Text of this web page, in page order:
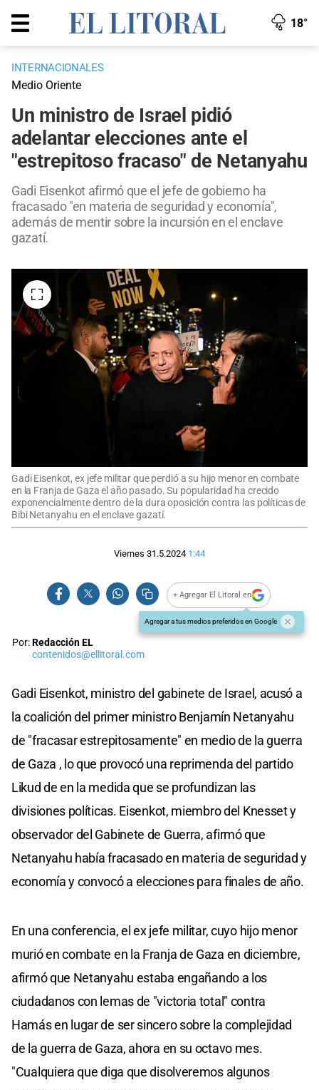
18°
INTERNACIONALES
Medio Oriente
Un ministro de Israel pidió
adelantar elecciones ante el
"estrepitoso fracaso" de Netanyahu
Gadi Eisenkot afirmó que el jefe de gobierno ha
fracasado "en materia de seguridad y economía",
además de mentir sobre la incursión en el enclave
gazatí.
Gadi Eisenkot, ex jefe militar que perdió a su hijo menor en combate
en la Franja de Gaza el año pasado. Su popularidad ha crecido
exponencialmente dentro de la dura oposición contra las políticas de
Bibi Netanyahu en el enclave gazatí.
Viernes 31.5.2024 1:44
+ Agregar El Litoral en
Agregar a tus medios preferidos en Google
Por:Redacción EL
contenidos@ellitoral.com
Gadi Eisenkot, ministro del gabinete de Israel, acusó a
la coalición del primer ministro Benjamín Netanyahu
de "fracasar estrepitosamente" en medio de la guerra
de Gaza , lo que provocó una reprimenda del partido
Likud de en la medida que se profundizan las
divisiones políticas. Eisenkot, miembro del Knesset y
observador del Gabinete de Guerra, afirmó que
Netanyahu había fracasado en materia de seguridad y
economía y convocó a elecciones para finales de año.
En una conferencia, el ex jefe militar, cuyo hijo menor
murió en combate en la Franja de Gaza en diciembre,
afirmó que Netanyahu estaba engañando a los
ciudadanos con lemas de "victoria total" contra
Hamás en lugar de ser sincero sobre la complejidad
de la guerra de Gaza, ahora en su octavo mes.
"Cualquiera que diga que disolveremos algunos